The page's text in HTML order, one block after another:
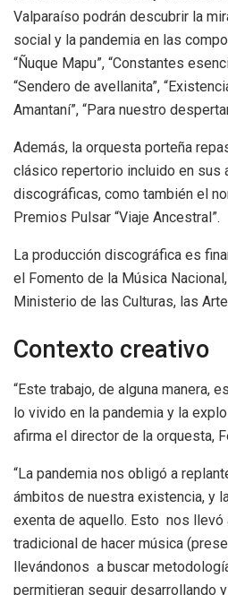
Valparaíso podrán descubrir la
social y la pandemia en las
“Ñuque Mapu”, “Constantes
“Sendero de avellanita”,
Amantaní”, “Para nuestro
Además, la orquesta porteña
clásico repertorio incluido en sus
discográficas, como también el
Premios Pulsar “Viaje Ancestral”.
La producción discográfica es
el Fomento de la Música
Ministerio de las Culturas, las
Contexto creativo
“Este trabajo, de alguna manera,
lo vivido en la pandemia y la
afirma el director de la orquesta,
“La pandemia nos obligó a
ámbitos de nuestra existencia, y
exenta de aquello. Esto nos llevó
tradicional de hacer música
llevándonos a buscar
permitieran seguir desarrollando